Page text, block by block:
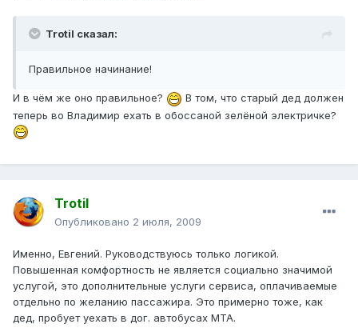
Trotil сказал:
Правильное начинание!
И в чём же оно правильное?
В том, что старый дед должен
теперь во Владимир ехать в обоссаной зелёной электричке?
Trotil
Опубликовано 2 июля, 2009
Именно, Евгений. Руководствуюсь только логикой.
Повышенная комфортность не является социально значимой
услугой, это дополнительные услуги сервиса, оплачиваемые
отдельно по желанию пассажира. Это примерно тоже, как
дед, пробует уехать в дог. автобусах МТА.